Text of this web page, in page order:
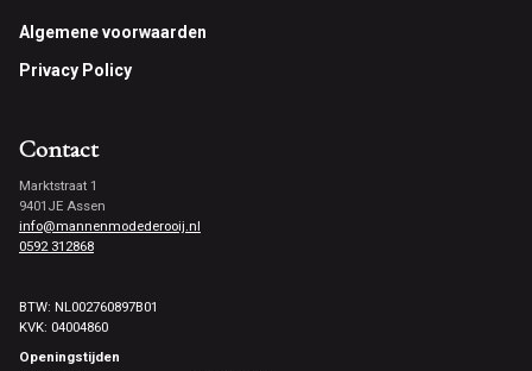
Footer
Algemene voorwaarden
Privacy Policy
Contact
Marktstraat 1
9401JE Assen
info@mannenmodederooij.nl
0592 312868
BTW: NL002760897B01
KVK: 04004860
Openingstijden